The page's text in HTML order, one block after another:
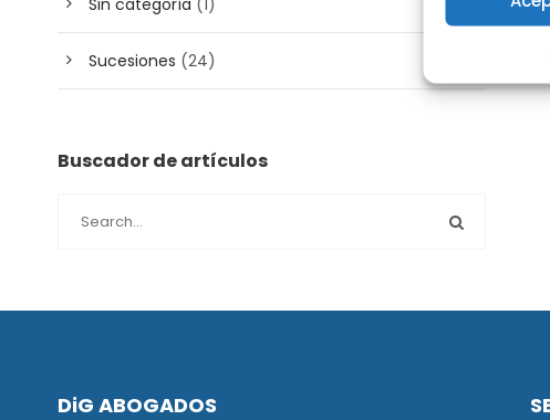
Sin categoría (1)
Sucesiones (24)
Buscador de artículos
DiG ABOGADOS